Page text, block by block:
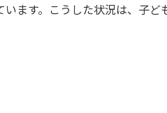
ます。こうした状況は、子